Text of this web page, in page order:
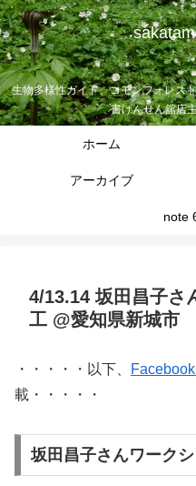
生物多様性ガイド、コモンフォレス
書げんせん舘店
ホーム
アーカイブ
note
4/13.14 坂田昌子さ
工 @愛知県新城市
・・・・・以下、
載・・・・・
坂田昌子さんワーク